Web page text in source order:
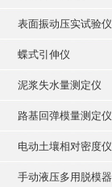
表面振动压实试验仪
蝶式引伸仪
泥浆失水量测定仪
路基回弹模量测定仪
电动土壤相对密度仪
手动液压多用脱模器